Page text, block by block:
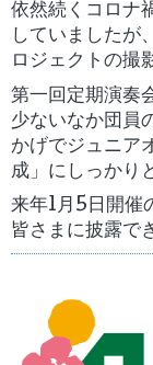
依然続くコロナ
していましたが
ロジェクトの撮
第一回定期演奏
少ないなか団員
かげでジュニア
成」にしっかり
来年1月 5 日開催
皆さまに披露で